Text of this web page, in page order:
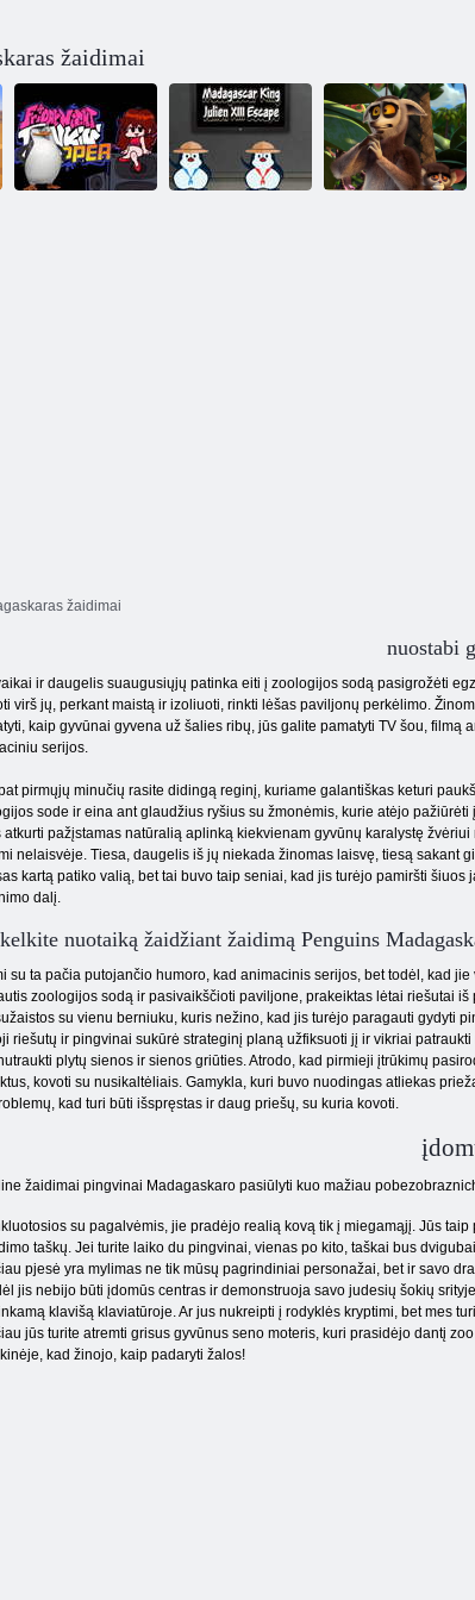
žaidimai
žaidimai
nuostabi
ir daugelis suaugusiųjų patinka eiti į zoologijos sodą pasigrožėti
virš jų, perkant maistą ir izoliuoti, rinkti lėšas paviljonų perkėlimo.
kaip gyvūnai gyvena už šalies ribų, jūs galite pamatyti TV šou,
serijos.
pirmųjų minučių rasite didingą reginį, kuriame galantiškas keturi
sode ir eina ant glaudžius ryšius su žmonėmis, kurie atėjo
atkurti pažįstamas natūralią aplinką kiekvienam gyvūnų karalystę
nelaisvėje. Tiesa, daugelis iš jų niekada žinomas laisvę, tiesą sakant
kartą patiko valią, bet tai buvo taip seniai, kad jis turėjo pamiršti
dalį.
nuotaiką žaidžiant žaidimą Penguins
su ta pačia putojančio humoro, kad animacinis serijos, bet todėl, kad
zoologijos sodą ir pasivaikščioti paviljone, prakeiktas lėtai riešutai
su vienu berniuku, kuris nežino, kad jis turėjo paragauti gydyti
riešutų ir pingvinai sukūrė strateginį planą užfiksuoti jį ir vikriai
plytų sienos ir sienos griūties. Atrodo, kad pirmieji įtrūkimų
kovoti su nusikaltėliais. Gamykla, kuri buvo nuodingas atliekas
kad turi būti išspręstas ir daug priešų, su kuria kovoti.
žaidimai pingvinai Madagaskaro pasiūlyti kuo mažiau
su pagalvėmis, jie pradėjo realią kovą tik į miegamąjį. Jūs
taškų. Jei turite laiko du pingvinai, vienas po kito, taškai bus
pjesė yra mylimas ne tik mūsų pagrindiniai personažai, bet ir savo
jis nebijo būti įdomūs centras ir demonstruoja savo judesių šokių
klavišą klaviatūroje. Ar jus nukreipti į rodyklės kryptimi, bet mes
jūs turite atremti grisus gyvūnus seno moteris, kuri prasidėjo dantį
kad žinojo, kaip padaryti žalos!